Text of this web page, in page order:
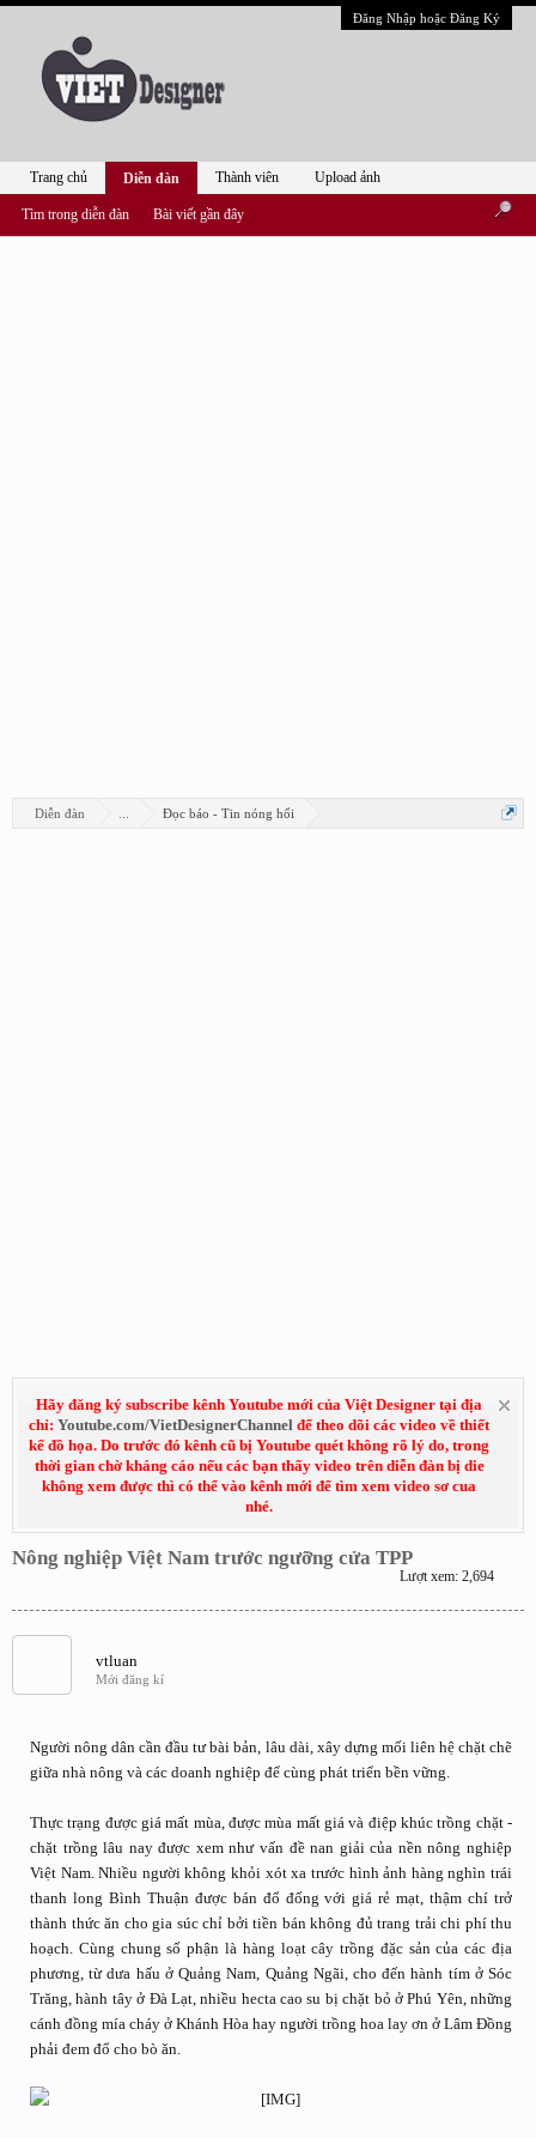
Đăng Nhập hoặc Đăng Ký
Diễn đàn Đọc báo - Tin nóng hổi
Hãy đăng ký subscribe kênh Youtube mới của Việt Designer tại địa
chỉ: Youtube.com/VietDesignerChannel để theo dõi các video về thiết
kế đồ họa. Do trước đó kênh cũ bị Youtube quét không rõ lý do, trong
thời gian chờ kháng cáo nếu các bạn thấy video trên diễn đàn bị die
không xem được thì có thể vào kênh mới để tìm xem video sơ cua
nhé.
Nông nghiệp Việt Nam trước ngưỡng cửa TPP
Lượt xem: 2,694
vtluan
Mới đăng kí
Người nông dân cần đầu tư bài bản, lâu dài, xây dựng mối liên hệ chặt chẽ
giữa nhà nông và các doanh nghiệp để cùng phát triển bền vững.
Thực trạng được giá mất mùa, được mùa mất giá và điệp khúc trồng chặt -
chặt trồng lâu nay được xem như vấn đề nan giải của nền nông nghiệp
Việt Nam. Nhiều người không khỏi xót xa trước hình ảnh hàng nghìn trái
thanh long Bình Thuận được bán đổ đống với giá rẻ mạt, thậm chí trở
thành thức ăn cho gia súc chỉ bởi tiền bán không đủ trang trải chi phí thu
hoạch. Cùng chung số phận là hàng loạt cây trồng đặc sản của các địa
phương, từ dưa hấu ở Quảng Nam, Quảng Ngãi, cho đến hành tím ở Sóc
Trăng, hành tây ở Đà Lạt, nhiều hecta cao su bị chặt bỏ ở Phú Yên, những
cánh đồng mía cháy ở Khánh Hòa hay người trồng hoa lay ơn ở Lâm Đồng
phải đem đổ cho bò ăn.
Trang chủ Diễn đàn
Tìm trong diễn đàn Bài viết gần đây
Thành viên Upload ảnh